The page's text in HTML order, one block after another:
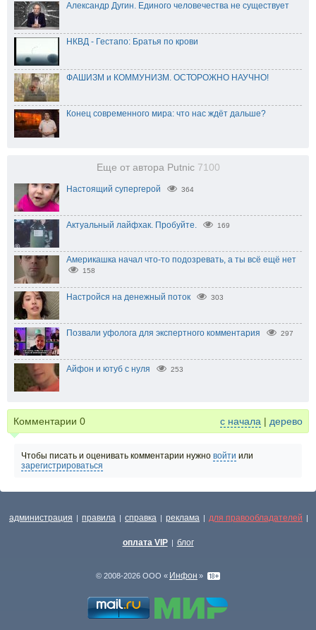
Александр Дугин. Единого человечества не существует
НКВД - Гестапо: Братья по крови
ФАШИЗМ и КОММУНИЗМ. ОСТОРОЖНО НАУЧНО!
Конец современного мира: что нас ждёт дальше?
Еще от автора Putnic 7100
Настоящий супергерой 364
Актуальный лайфхак. Пробуйте. 169
Америкашка начал что-то подозревать, а ты всё ещё нет
158
Настройся на денежный поток 303
Позвали уфолога для экспертного комментария 297
Айфон и ютуб с нуля 253
Комментарии 0 с начала | дерево
Чтобы писать и оценивать комментарии нужно войти или
зарегистрироваться
администрация | правила | справка | реклама | для правообладателей |
оплата VIP | блог
© 2008-2026 ООО « Инфон »